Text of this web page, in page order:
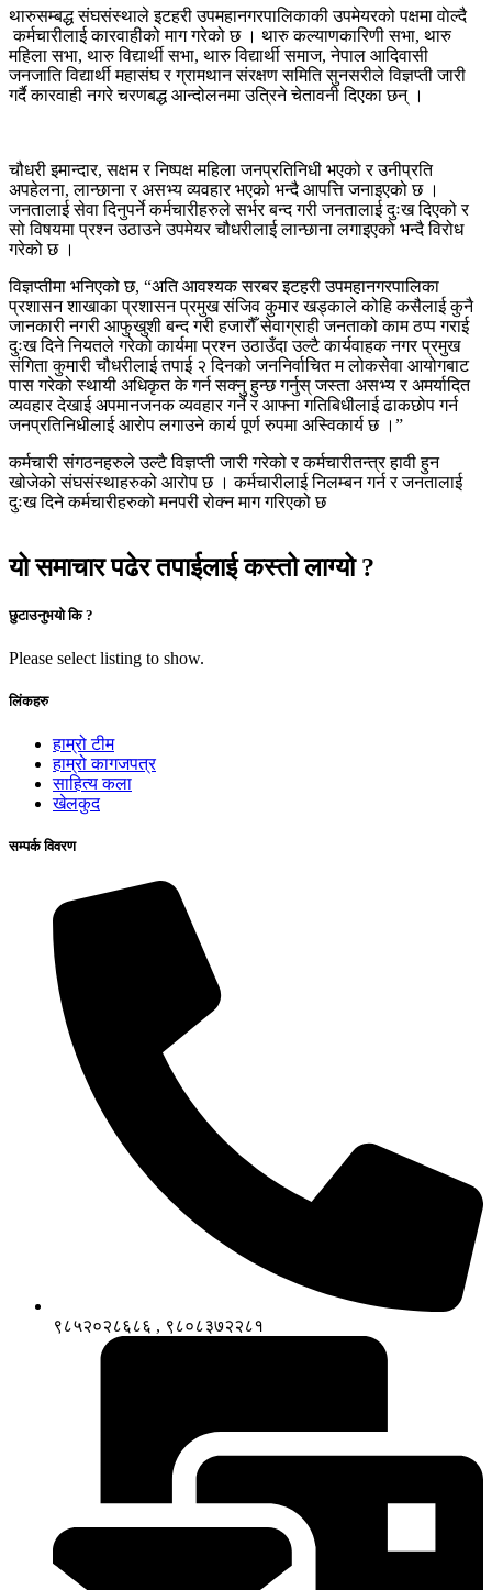
थारुसम्बद्ध संघसंस्थाले इटहरी उपमहानगरपालिकाकी उपमेयरको पक्षमा वाेल्दै
कर्मचारीलाई कारवाहीको माग गरेको छ । थारु कल्याणकारिणी सभा, थारु
महिला सभा, थारु विद्यार्थी सभा, थारु विद्यार्थी समाज, नेपाल आदिवासी
जनजाति विद्यार्थी महासंघ र ग्रामथान संरक्षण समिति सुनसरीले विज्ञप्ती जारी
गर्दै कारवाही नगरे चरणबद्ध आन्दोलनमा उत्रिने चेतावनी दिएका छन् ।
चौधरी इमान्दार, सक्षम र निष्पक्ष महिला जनप्रतिनिधी भएको र उनीप्रति
अपहेलना, लान्छाना र असभ्य व्यवहार भएको भन्दै आपत्ति जनाइएको छ ।
जनतालाई सेवा दिनुपर्ने कर्मचारीहरुले सर्भर बन्द गरी जनतालाई दुःख दिएको र
सो विषयमा प्रश्न उठाउने उपमेयर चौधरीलाई लान्छाना लगाइएको भन्दै विरोध
गरेको छ ।
विज्ञप्तीमा भनिएको छ, “अति आवश्यक सरबर इटहरी उपमहानगरपालिका
प्रशासन शाखाका प्रशासन प्रमुख संजिव कुमार खड्काले कोहि कसैलाई कुनै
जानकारी नगरी आफुखुशी बन्द गरी हजारौँ सेवाग्राही जनताको काम ठप्प गराई
दुःख दिने नियतले गरेको कार्यमा प्रश्न उठाउँदा उल्टै कार्यवाहक नगर प्रमुख
संगिता कुमारी चौधरीलाई तपाई २ दिनको जननिर्वाचित म लोकसेवा आयोगबाट
पास गरेको स्थायी अधिकृत के गर्न सक्नु हुन्छ गर्नुस् जस्ता असभ्य र अमर्यादित
व्यवहार देखाई अपमानजनक व्यवहार गर्ने र आफ्ना गतिबिधीलाई ढाकछोप गर्न
जनप्रतिनिधीलाई आरोप लगाउने कार्य पूर्ण रुपमा अस्विकार्य छ ।”
कर्मचारी संगठनहरुले उल्टै विज्ञप्ती जारी गरेको र कर्मचारीतन्त्र हावी हुन
खोजेको संघसंस्थाहरुको आरोप छ । कर्मचारीलाई निलम्बन गर्न र जनतालाई
दुःख दिने कर्मचारीहरुको मनपरी रोक्न माग गरिएको छ
यो समाचार पढेर तपाईलाई कस्तो लाग्यो ?
छुटाउनुभयो कि ?
Please select listing to show.
लिंकहरु
हाम्रो टीम
हाम्रो कागजपत्र
साहित्य कला
खेलकुद
सम्पर्क विवरण
९८५२०२८६८६ , ९८०८३७२२८१